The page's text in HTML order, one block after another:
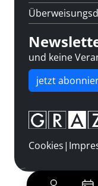
und keine
jetzt
Cookies|